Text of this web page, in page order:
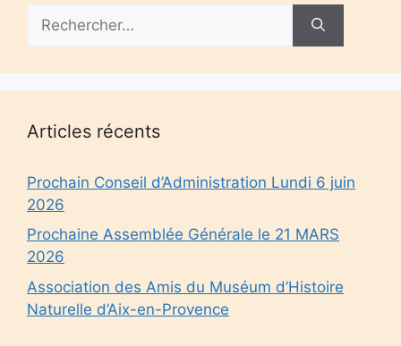
Articles récents
Prochain Conseil d’Administration Lundi 6 juin
2026
Prochaine Assemblée Générale le 21 MARS
2026
Association des Amis du Muséum d’Histoire
Naturelle d’Aix-en-Provence